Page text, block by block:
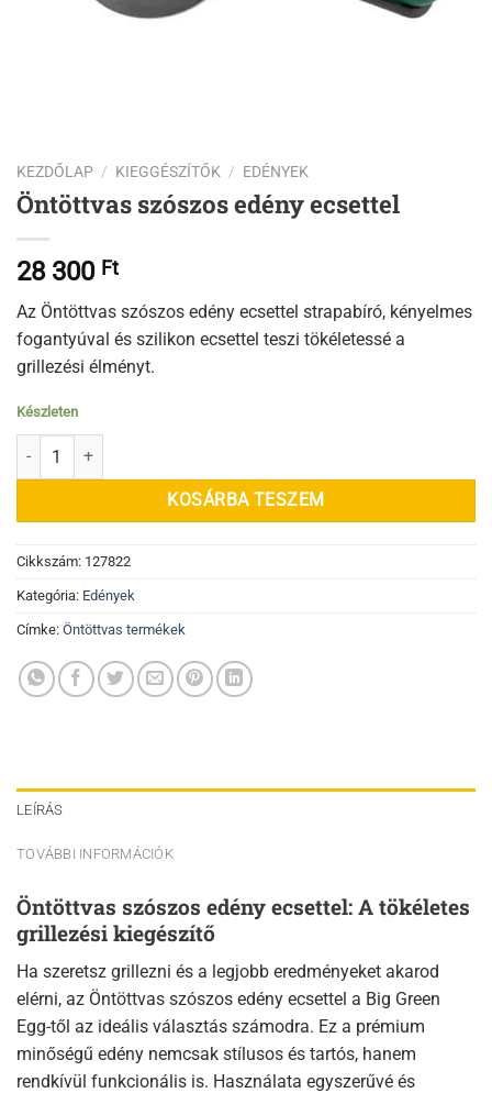
KEZDŐLAP / KIEGGÉSZÍTŐK / EDÉNYEK
Öntöttvas szószos edény ecsettel
28 300 Ft
Az Öntöttvas szószos edény ecsettel strapabíró, kényelmes
fogantyúval és szilikon ecsettel teszi tökéletessé a
grillezési élményt.
Készleten
Öntöttvas szószos edény ecsettel mennyiség
KOSÁRBA TESZEM
Cikkszám: 127822
Kategória: Edények
Címke: Öntöttvas termékek
LEÍRÁS
TOVÁBBI INFORMÁCIÓK
Öntöttvas szószos edény ecsettel: A tökéletes
grillezési kiegészítő
Ha szeretsz grillezni és a legjobb eredményeket akarod
elérni, az Öntöttvas szószos edény ecsettel a Big Green
Egg-től az ideális választás számodra. Ez a prémium
minőségű edény nemcsak stílusos és tartós, hanem
rendkívül funkcionális is. Használata egyszerűvé és